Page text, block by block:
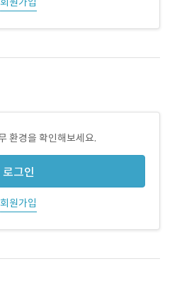
환경을 확인해보세요.
로그인
회원가입